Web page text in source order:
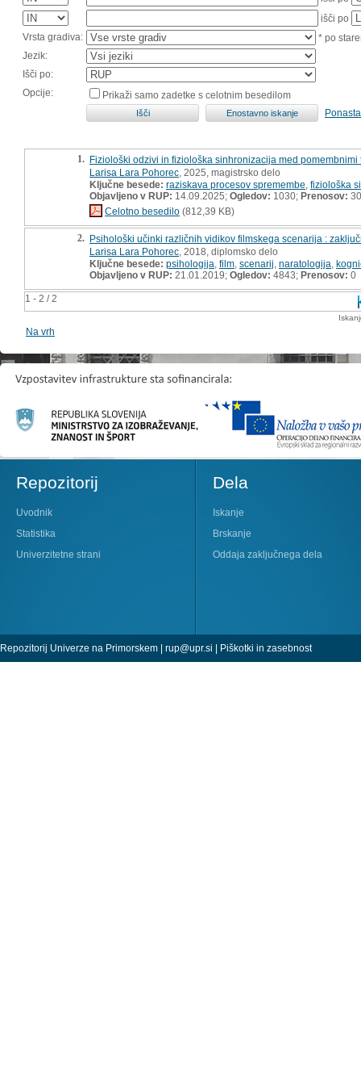
išči po
Vrsta gradiva:
* po
Jezik:
Išči po:
Opcije:
Prikaži samo zadetke s celotnim besedilom
1 - 2 / 2
1. Fiziološki odzivi in fiziološka sinhronizacija med
Larisa Lara Pohorec , 2025, magistrsko delo
Ključne besede: raziskava procesov spremembe fiziološka
Objavljeno v RUP: 14.09.2025; Ogledov: 1030; Prenosov: 30
Celotno besedilo (812,39 KB)
2. Psihološki učinki različnih vidikov filmskega scenarija :
Larisa Lara Pohorec , 2018, diplomsko delo
Ključne besede: psihologija film scenarij naratologija
Objavljeno v RUP: 21.01.2019; Ogledov: 4843; Prenosov: 0
Na vrh
Repozitorij
Uvodnik
Statistika
Univerzitetne strani
Dela
Iskanje
Brskanje
Oddaja zaključnega dela
Repozitorij Univerze na Primorskem | rup@upr.si | Piškotki in zasebnost